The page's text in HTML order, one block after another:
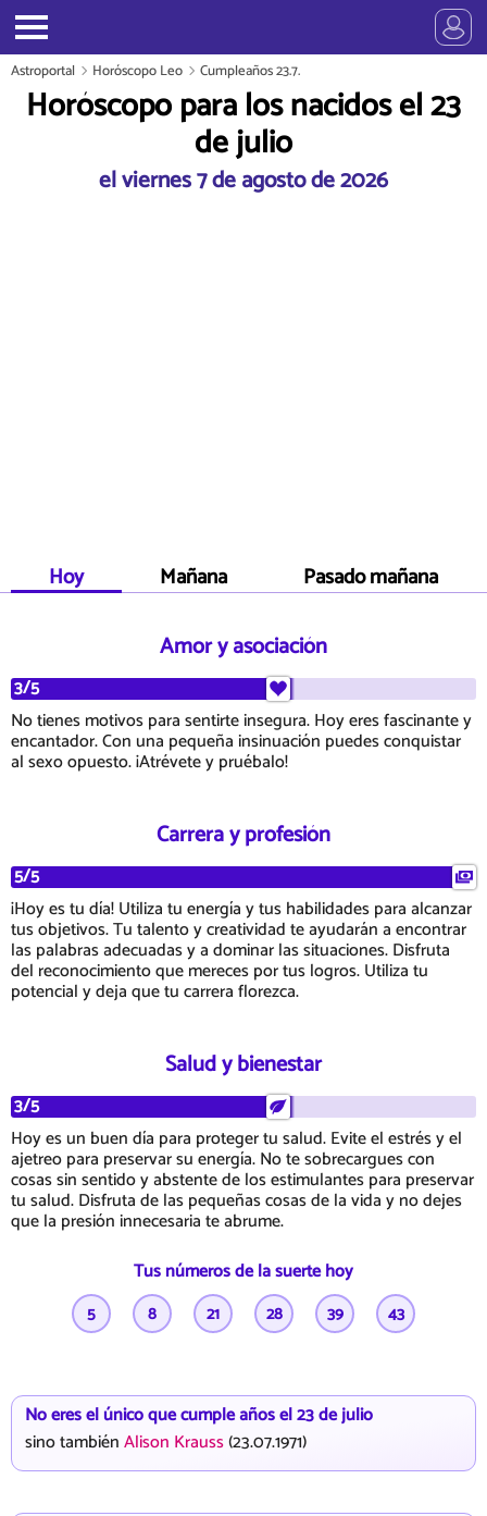
Astroportal Horóscopo Leo Cumpleaños 23.7.
Horóscopo para los nacidos el 23
de julio
el viernes 7 de agosto de 2026
Hoy Mañana Pasado mañana
Amor y asociación
3/5
No tienes motivos para sentirte insegura. Hoy eres fascinante y
encantador. Con una pequeña insinuación puedes conquistar
al sexo opuesto. ¡Atrévete y pruébalo!
Carrera y profesión
5/5
¡Hoy es tu día! Utiliza tu energía y tus habilidades para alcanzar
tus objetivos. Tu talento y creatividad te ayudarán a encontrar
las palabras adecuadas y a dominar las situaciones. Disfruta
del reconocimiento que mereces por tus logros. Utiliza tu
potencial y deja que tu carrera florezca.
Salud y bienestar
3/5
Hoy es un buen día para proteger tu salud. Evite el estrés y el
ajetreo para preservar su energía. No te sobrecargues con
cosas sin sentido y abstente de los estimulantes para preservar
tu salud. Disfruta de las pequeñas cosas de la vida y no dejes
que la presión innecesaria te abrume.
Tus números de la suerte hoy
5 8 21 28 39 43
No eres el único que cumple años el 23 de julio
sino tambiénAlison Krauss(23.07.1971)